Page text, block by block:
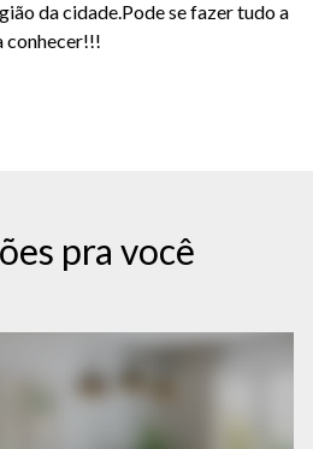
da cidade.Pode se fazer tudo a
conhecer!!!
pra você